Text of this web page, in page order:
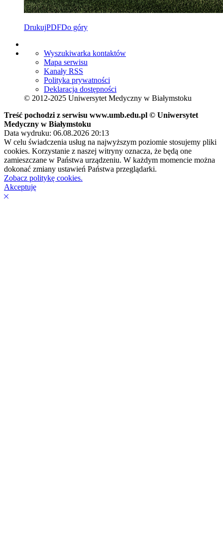
DrukujPDFDo góry
Wyszukiwarka kontaktów
Mapa serwisu
Kanały RSS
Polityka prywatności
Deklaracja dostępności
© 2012-2025 Uniwersytet Medyczny w Białymstoku
Treść pochodzi z serwisu www.umb.edu.pl © Uniwersytet
Medyczny w Białymstoku
Data wydruku: 06.08.2026 20:13
W celu świadczenia usług na najwyższym poziomie stosujemy pliki
cookies. Korzystanie z naszej witryny oznacza, że będą one
zamieszczane w Państwa urządzeniu. W każdym momencie można
dokonać zmiany ustawień Państwa przeglądarki.
Zobacz politykę cookies.
Akceptuję